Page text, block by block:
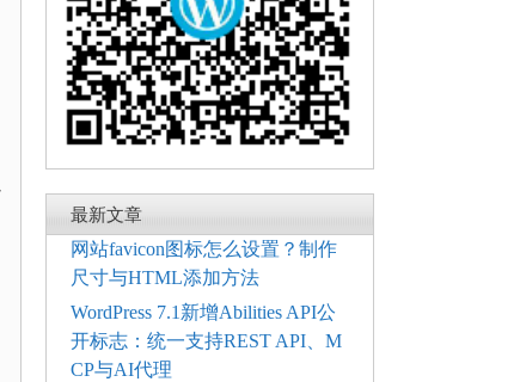
最新文章
网站favicon图标怎么设置？制作
尺寸与HTML添加方法
WordPress 7.1新增Abilities API公
开标志：统一支持REST API、M
CP与AI代理